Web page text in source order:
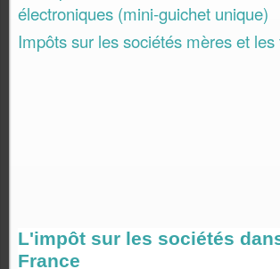
électroniques (mini-guichet unique)
Impôts sur les sociétés mères et les
L'impôt sur les sociétés
France